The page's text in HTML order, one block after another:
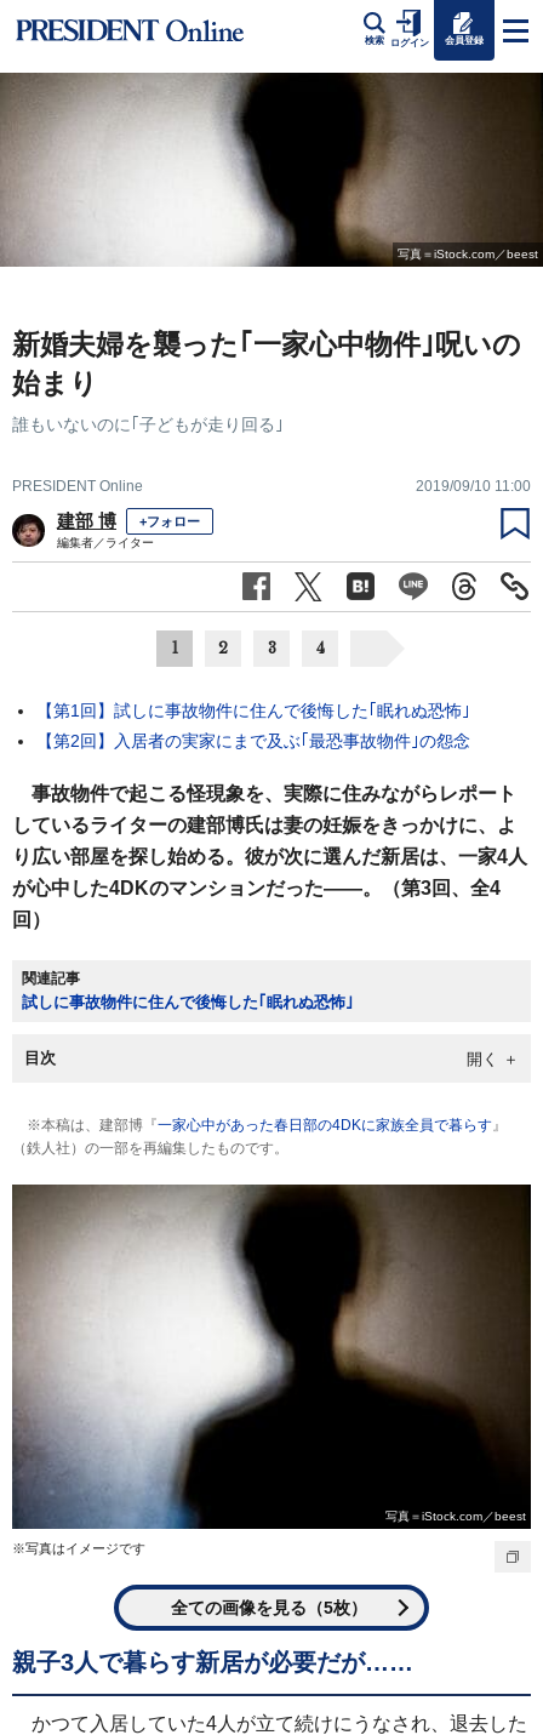
検索 ログイン 会員登録
写真＝iStock.com／beest
新婚夫婦を襲った｢一家心中物件｣呪いの
始まり
誰もいないのに｢子どもが走り回る｣
PRESIDENT Online 2019/09/10 11:00
建部 博 +フォロー
編集者／ライター
1 2 3 4
【第1回】試しに事故物件に住んで後悔した｢眠れぬ恐怖｣
【第2回】入居者の実家にまで及ぶ｢最恐事故物件｣の怨念
事故物件で起こる怪現象を、実際に住みながらレポート
しているライターの建部博氏は妻の妊娠をきっかけに、よ
り広い部屋を探し始める。彼が次に選んだ新居は、一家4人
が心中した4DKのマンションだった――。（第3回、全4
回）
関連記事
試しに事故物件に住んで後悔した｢眠れぬ恐怖｣
目次
※本稿は、建部博『一家心中があった春日部の4DKに家族全員で暮らす 』
（鉄人社）の一部を再編集したものです。
写真＝iStock.com／beest
※写真はイメージです
全ての画像を見る（5枚）
親子3人で暮らす新居が必要だが……
かつて入居していた4人が立て続けにうなされ、退去した